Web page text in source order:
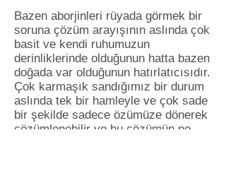
Bazen aborjinleri rüyada görmek bir
soruna çözüm arayışının aslında çok
basit ve kendi ruhumuzun
derinliklerinde olduğunun hatta bazen
doğada var olduğunun hatırlatıcısıdır.
Çok karmaşık sandığımız bir durum
aslında tek bir hamleyle ve çok sade
bir şekilde sadece özümüze dönerek
çözümlenebilir ve bu çözümün ne